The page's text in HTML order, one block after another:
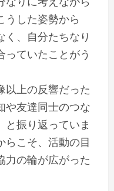
うした姿勢から
く、自分たちなり
っていたことがう
以上の反響だった
や友達同士のつな
と振り返っていま
らこそ、活動の目
力の輪が広がった